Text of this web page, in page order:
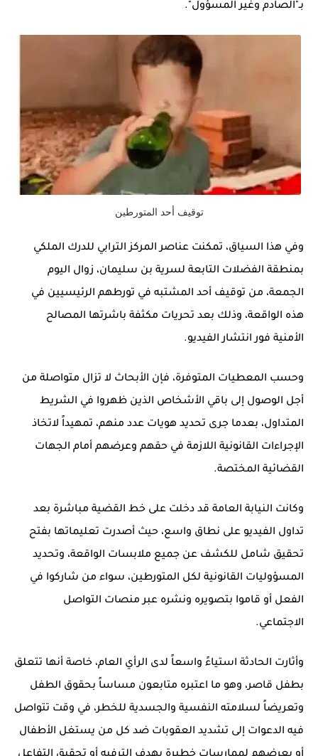
بـ"الصادم وغير المسؤول".
توقيف أحد المتورطين
وفي هذا السياق، تمكنت عناصر المركز الترابي للدرك الملكي
بمنطقة الفضلات التابعة لسرية بن سليمان، زوال اليوم
الجمعة، من توقيف أحد المشتبه في تورطهم الرئيسيين في
هذه الواقعة، وذلك بعد تحريات مكثفة باشرتها المصالح
الأمنية فور انتشار الفيديو.
وحسب المعطيات المتوفرة، فإن الأبحاث لا تزال متواصلة من
أجل الوصول إلى باقي الأشخاص الذين ظهروا في الشريط
المتداول، بعدما جرى تحديد هويات عدد منهم، تمهيداً لاتخاذ
الإجراءات القانونية اللازمة في حقهم وعرضهم أمام الجهات
القضائية المختصة.
وكانت النيابة العامة قد دخلت على خط القضية مباشرة بعد
تداول الفيديو على نطاق واسع، حيث أصدرت تعليماتها بفتح
تحقيق شامل للكشف عن جميع ملابسات الواقعة، وتحديد
المسؤوليات القانونية لكل المتورطين، سواء من شاركوا في
الفعل أو قاموا بتصويره ونشره عبر منصات التواصل
الاجتماعي.
وأثارت الحادثة استياءً واسعاً لدى الرأي العام، خاصة أنها تتعلق
بطفل قاصر، وهو ما اعتبره متابعون مساساً بحقوق الطفل
وتعريضاً لسلامته النفسية والجسدية للخطر، في وقت تتواصل
فيه الدعوات إلى تشديد العقوبات ضد كل من يستغل الأطفال